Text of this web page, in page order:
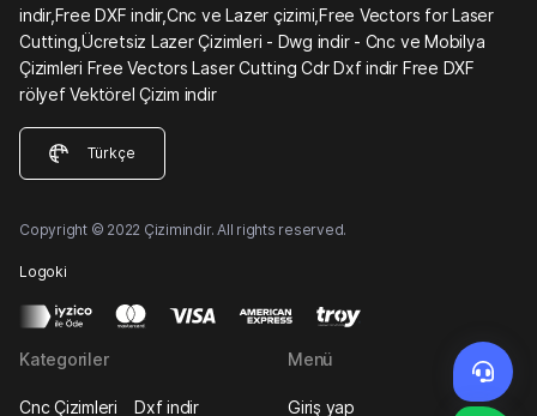
indir,Free DXF indir,Cnc ve Lazer çizimi,Free Vectors for Laser
Cutting,Ücretsiz Lazer Çizimleri - Dwg indir - Cnc ve Mobilya
Çizimleri Free Vectors Laser Cutting Cdr Dxf indir Free DXF
rölyef Vektörel Çizim indir
Türkçe
Copyright © 2022 Çizimindir. All rights reserved.
Logoki
Kategoriler
Cnc Çizimleri Dxf indir
Menü
Giriş yap